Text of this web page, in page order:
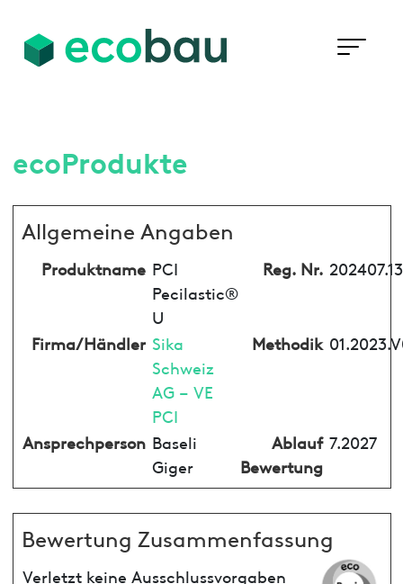
ecoProdukte
Allgemeine Angaben
Produktname PCI
Pecilastic®
U
Reg. Nr.
Firma/Händler Sika
Schweiz
AG – VE
PCI
Methodik
Ansprechperson Baseli
Giger
Ablauf
Bewertung
7.2027
Bewertung Zusammenfassung
Verletzt keine Ausschlussvorgaben